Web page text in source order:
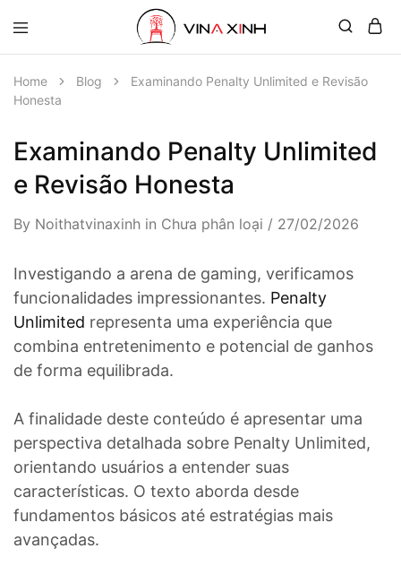
Home Blog
Examinando Penalty Unlimited e Revisão
Honesta
Examinando Penalty Unlimited
e Revisão Honesta
By Noithatvinaxinh in Chưa phân loại 27/02/2026
Investigando a arena de gaming, verificamos
funcionalidades impressionantes. Penalty
Unlimited representa uma experiência que
combina entretenimento e potencial de ganhos
de forma equilibrada.
A finalidade deste conteúdo é apresentar uma
perspectiva detalhada sobre Penalty Unlimited,
orientando usuários a entender suas
características. O texto aborda desde
fundamentos básicos até estratégias mais
avançadas.